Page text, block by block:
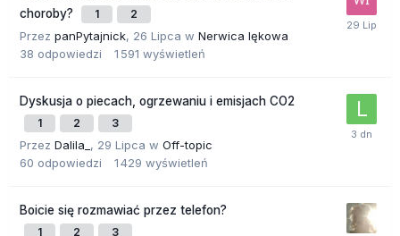
choroby?
1 2
Przez panPytajnick, 26 Lipca w Nerwica lękowa
38 odpowiedzi 1 591 wyświetleń
Dyskusja o piecach, ogrzewaniu i emisjach CO2
1 2 3
Przez Dalila_ , 29 Lipca w Off-topic
60 odpowiedzi 1 429 wyświetleń
Boicie się rozmawiać przez telefon?
1 2 3